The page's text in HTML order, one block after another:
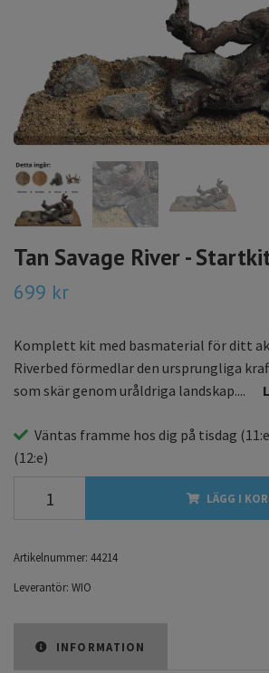
Tan Savage River -
699 kr
Komplett kit med basmaterial för ditt
Riverbed förmedlar den ursprungliga
som skär genom uråldriga landskap....
Väntas framme hos dig på tisdag
(12:e)
LÄGG I
Artikelnummer: 44214
Leverantör: WIO
INFORMATION